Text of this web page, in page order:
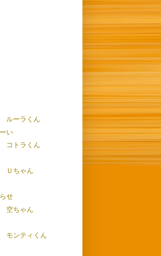
ルーラくん
い
コトラくん
Ｕちゃん
せ
空ちゃん
モンティくん